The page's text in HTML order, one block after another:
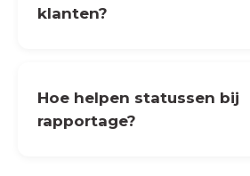
klanten?
Hoe helpen statussen bij
rapportage?